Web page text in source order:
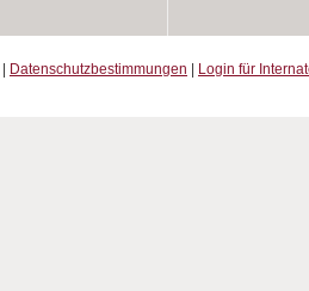
Datenschutzbestimmungen Login für